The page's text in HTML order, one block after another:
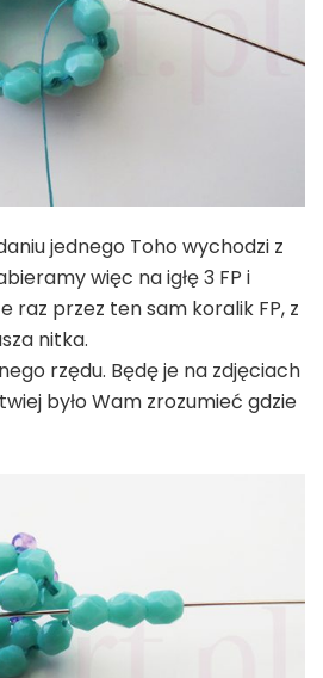
jednego Toho wychodzi z
więc na igłę 3 FP i
raz przez ten sam koralik FP, z
nitka.
rzędu. Będę je na zdjęciach
było Wam zrozumieć gdzie